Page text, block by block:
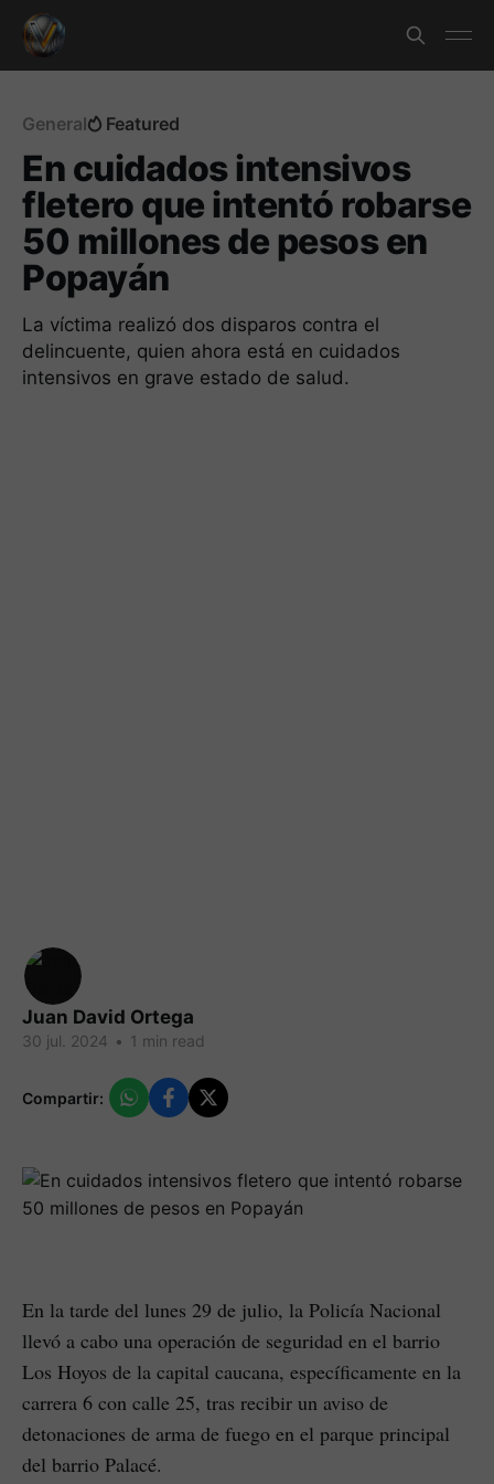
General Featured
En cuidados intensivos
fletero que intentó robarse
50 millones de pesos en
Popayán
La víctima realizó dos disparos contra el
delincuente, quien ahora está en cuidados
intensivos en grave estado de salud.
Juan David Ortega
30 jul. 2024 • 1 min read
Compartir:
En la tarde del lunes 29 de julio, la Policía Nacional
llevó a cabo una operación de seguridad en el barrio
Los Hoyos de la capital caucana, específicamente en la
carrera 6 con calle 25, tras recibir un aviso de
detonaciones de arma de fuego en el parque principal
del barrio Palacé.